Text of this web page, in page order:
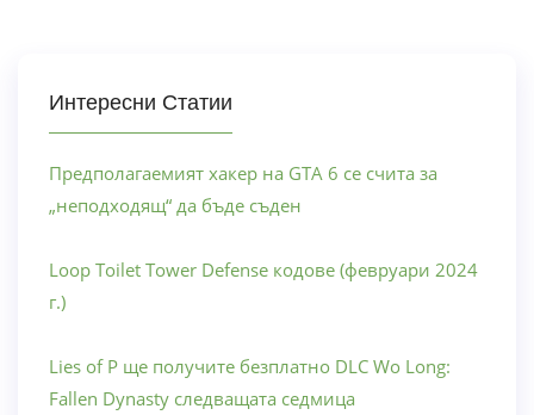
Интересни Статии
Предполагаемият хакер на GTA 6 се счита за
„неподходящ“ да бъде съден
Loop Toilet Tower Defense кодове (февруари 2024
г.)
Lies of P ще получите безплатно DLC Wo Long:
Fallen Dynasty следващата седмица